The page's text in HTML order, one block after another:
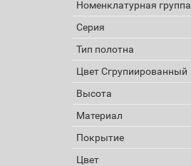
Номенклатурная группа
Серия
Тип полотна
Цвет Сгрупиированный
Высота
Материал
Покрытие
Цвет